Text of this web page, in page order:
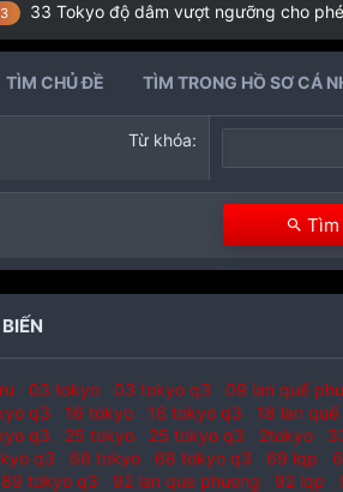
33 Tokyo độ dâm vượt ngưỡng cho
TÌM CHỦ ĐỀ TÌM TRONG HỒ SƠ CÁ
Từ khóa
Tìm
03 tokyo 03 tokyo q3
09 lan quế
q3 16 tokyo 16 tokyo q3
18 lan
q3 25 tokyo 25 tokyo q3 2tokyo
q3 68 tokyo 68 tokyo q3 69 lqp
89 tokyo q3 92 lan que phuong 92 lqp